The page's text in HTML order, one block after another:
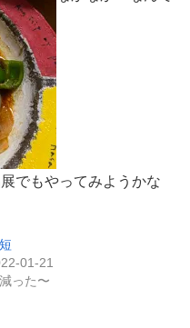
でもやってみようかな
01-21
った〜